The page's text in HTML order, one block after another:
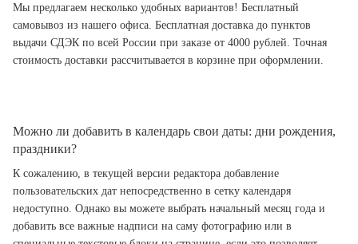
Мы предлагаем несколько удобных вариантов! Бесплатный
самовывоз из нашего офиса. Бесплатная доставка до пунктов
выдачи СДЭК по всей России при заказе от 4000 рублей. Точная
стоимость доставки рассчитывается в корзине при оформлении.
Можно ли добавить в календарь свои даты: дни рождения,
праздники?
К сожалению, в текущей версии редактора добавление
пользовательских дат непосредственно в сетку календаря
недоступно. Однако вы можете выбрать начальный месяц года и
добавить все важные надписи на саму фотографию или в